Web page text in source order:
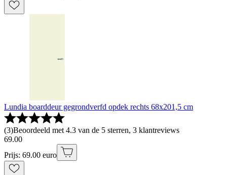
Lundia boarddeur gegrondverfd opdek rechts 68x201,5 cm
(3)Beoordeeld met 4.3 van de 5 sterren, 3 klantreviews
69.00
Prijs: 69.00 euro